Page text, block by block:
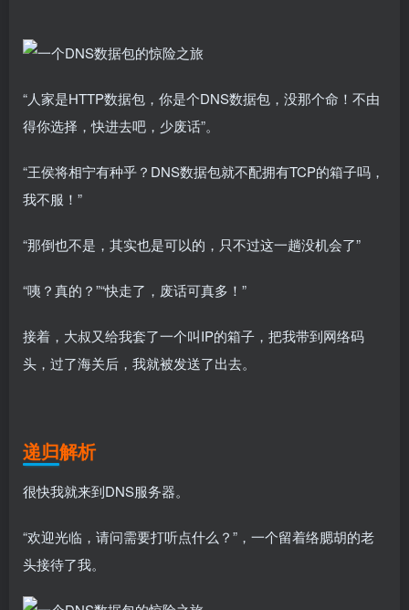
“人家是HTTP数据包，你是个DNS数据包，没那个命！不由
得你选择，快进去吧，少废话”。
“王侯将相宁有种乎？DNS数据包就不配拥有TCP的箱子吗，
我不服！”
“那倒也不是，其实也是可以的，只不过这一趟没机会了”
“咦？真的？”“快走了，废话可真多！”
接着，大叔又给我套了一个叫IP的箱子，把我带到网络码
头，过了海关后，我就被发送了出去。
递归解析
很快我就来到DNS服务器。
“欢迎光临，请问需要打听点什么？”，一个留着络腮胡的老
头接待了我。